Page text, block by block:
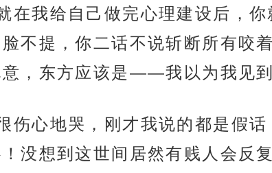
在我给自己做完心理建设后，
提，你二话不说斩断所有咬
，东方应该是——我以为我见
伤心地哭，刚才我说的都是假
没想到这世间居然有贱人会反